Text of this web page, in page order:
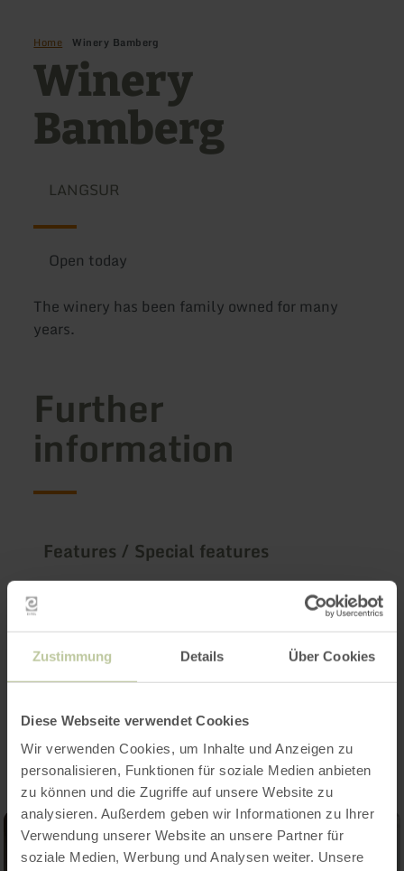
Zustimmung Details Über Cookies
Diese Webseite verwendet Cookies
Wir verwenden Cookies, um Inhalte und Anzeigen zu
personalisieren, Funktionen für soziale Medien anbieten
zu können und die Zugriffe auf unsere Website zu
analysieren. Außerdem geben wir Informationen zu Ihrer
Verwendung unserer Website an unsere Partner für
soziale Medien, Werbung und Analysen weiter. Unsere
Home Winery Bamberg
Winery
Bamberg
LANGSUR
Open today
The winery has been family owned for many
years.
Further
information
Features / Special features
Seating capacity
Impressions